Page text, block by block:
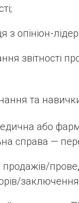
з опініон-
звітності
та
або
справа —
заключення